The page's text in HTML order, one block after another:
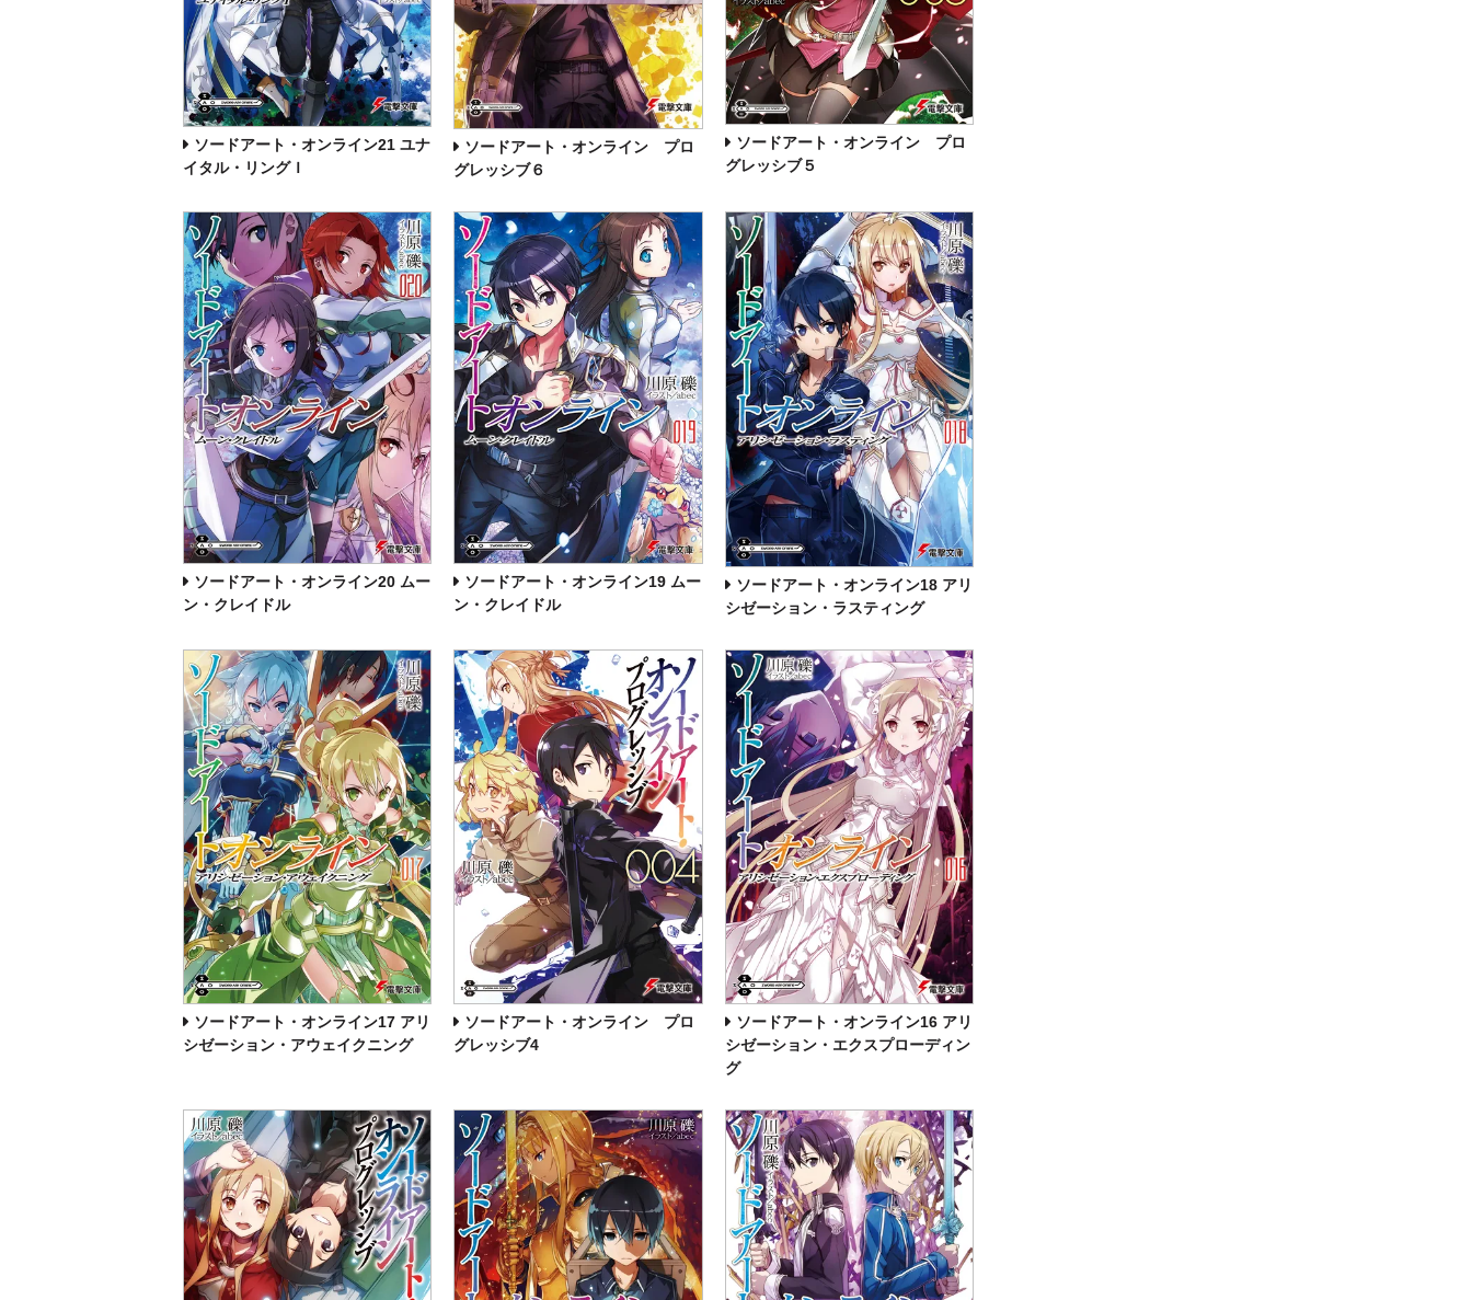
ソードアート・オンライン21 ユナ
イタル・リングＩ
ソードアート・オンライン プロ
グレッシブ６
ソードアート・オンライン プロ
グレッシブ５
ソードアート・オンライン20 ムー
ン・クレイドル
ソードアート・オンライン19 ムー
ン・クレイドル
ソードアート・オンライン18 アリ
シゼーション・ラスティング
ソードアート・オンライン17 アリ
シゼーション・アウェイクニング
ソードアート・オンライン プロ
グレッシブ4
ソードアート・オンライン16 アリ
シゼーション・エクスプローディン
グ